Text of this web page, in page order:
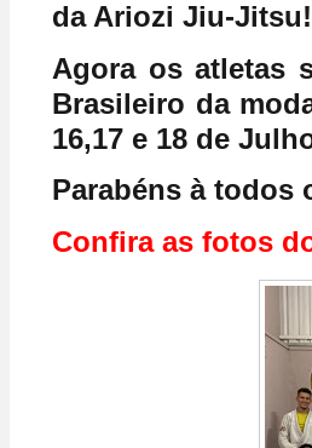
da Ariozi Jiu-Jitsu!
Agora os atletas
Brasileiro da
16,17 e 18 de
Parabéns à todos
Confira as fotos